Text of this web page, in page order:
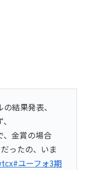
結果発表、
、金賞の場合
ったの、いま
#ユーフォ3期